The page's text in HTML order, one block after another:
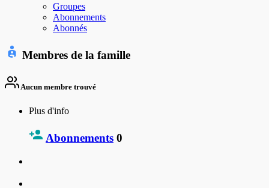
Groupes
Abonnements
Abonnés
Membres de la famille
Aucun membre trouvé
Plus d'info
Abonnements 0